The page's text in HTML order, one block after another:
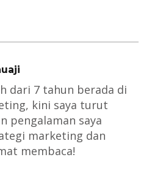
dari 7 tahun berada di
kini saya turut
pengalaman saya
marketing dan
membaca!